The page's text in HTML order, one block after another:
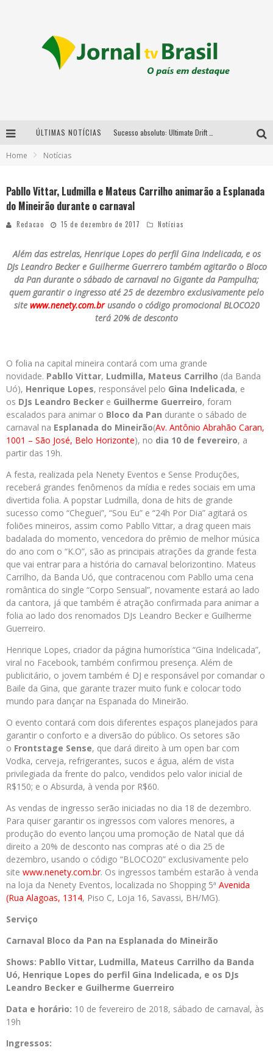
ÚLTIMAS NOTÍCIAS
Home Notícias
Pabllo Vittar, Ludmilla e Mateus Carrilho animarão a Esplanada
do Mineirão durante o carnaval
Redacao 15 de dezembro de 2017 Notícias
Além das estrelas, Henrique Lopes do perfil Gina Indelicada, e os
DJs Leandro Becker e Guilherme Guerrero também agitarão o Bloco
da Pan durante o sábado de carnaval no Gigante da Pampulha;
quem garantir o ingresso até 25 de dezembro exclusivamente pelo
site www.nenety.com.brusando o código promocional BLOCO20
terá 20% de desconto
O folia na capital mineira contará com uma grande
novidade. Pabllo Vittar, Ludmilla, Mateus Carrilho (da Banda
Uó), Henrique Lopes, responsável pelo Gina Indelicada, e
os DJs Leandro Becker e Guilherme Guerreiro, foram
escalados para animar o Bloco da Pan durante o sábado de
carnaval na Esplanada do Mineirão(Av. Antônio Abrahão Caran,
1001 – São José, Belo Horizonte), no dia 10 de fevereiro, a
partir das 19h.
A festa, realizada pela Nenety Eventos e Sense Produções,
receberá grandes fenômenos da mídia e redes sociais em uma
divertida folia. A popstar Ludmilla, dona de hits de grande
sucesso como “Cheguei”, “Sou Eu” e “24h Por Dia” agitará os
foliões mineiros, assim como Pabllo Vittar, a drag queen mais
badalada do momento, vencedora do prêmio de melhor música
do ano com o “K.O”, são as principais atrações da grande festa
que vai entrar para a história do carnaval belorizontino. Mateus
Carrilho, da Banda Uó, que contracenou com Pabllo uma cena
romântica do single “Corpo Sensual”, novamente estará ao lado
da cantora, já que também é atração confirmada para animar a
folia ao lado dos renomados DJs Leandro Becker e Guilherme
Guerreiro.
Henrique Lopes, criador da página humorística “Gina Indelicada”,
viral no Facebook, também confirmou presença. Além de
publicitário, o jovem também é DJ e responsável por comandar o
Baile da Gina, que garante trazer muito funk e colocar todo
mundo para dançar na Espanada do Mineirão.
O evento contará com dois diferentes espaços planejados para
garantir o conforto e a diversão do público. Os setores são
o Frontstage Sense, que dará direito à um open bar com
Vodka, cerveja, refrigerantes, sucos e água, além de vista
privilegiada da frente do palco, vendidos pelo valor inicial de
R$150; e o Absurda, à venda por R$60.
As vendas de ingresso serão iniciadas no dia 18 de dezembro.
Para quiser garantir os ingressos com valores menores, a
produção do evento lançou uma promoção de Natal que dá
direito a 20% de desconto nas compras até o dia 25 de
dezembro, usando o código “BLOCO20” exclusivamente pelo
site www.nenety.com.br. Os ingressos também estarão à venda
na loja da Nenety Eventos, localizada no Shopping 5ª Avenida
(Rua Alagoas, 1314, Piso C, Loja 16, Savassi, BH/MG).
Serviço
Carnaval Bloco da Pan na Esplanada do Mineirão
Shows: Pabllo Vittar, Ludmilla, Mateus Carrilho da Banda
Uó, Henrique Lopes do perfil Gina Indelicada, e os DJs
Leandro Becker e Guilherme Guerreiro
Data e horário: 10 de fevereiro de 2018, sábado de carnaval, às
19h
Ingressos: